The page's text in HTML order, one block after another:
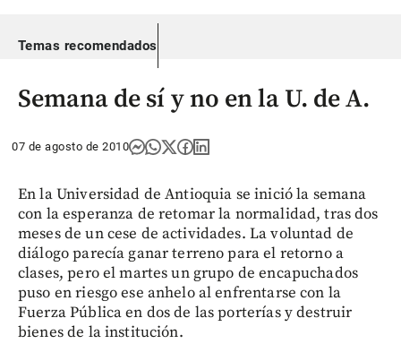
Temas recomendados
Semana de sí y no en la U. de A.
07 de agosto de 2010
En la Universidad de Antioquia se inició la semana
con la esperanza de retomar la normalidad, tras dos
meses de un cese de actividades. La voluntad de
diálogo parecía ganar terreno para el retorno a
clases, pero el martes un grupo de encapuchados
puso en riesgo ese anhelo al enfrentarse con la
Fuerza Pública en dos de las porterías y destruir
bienes de la institución.